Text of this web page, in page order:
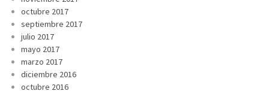
octubre 2017
septiembre 2017
julio 2017
mayo 2017
marzo 2017
diciembre 2016
octubre 2016